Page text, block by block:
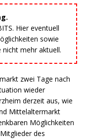
Hier eventuell
sowie
mehr aktuell.
zwei Tage nach
wieder
derzeit aus, wie
Mittelaltermarkt
Möglichkeiten
des